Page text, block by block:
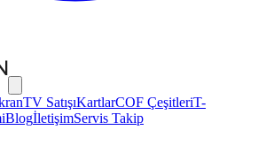
TV SatışıKartlarCOF ÇeşitleriT-
BlogİletişimServis Takip